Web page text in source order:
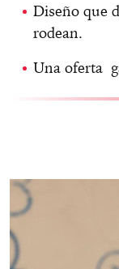
Diseño que
rodean.
Una oferta